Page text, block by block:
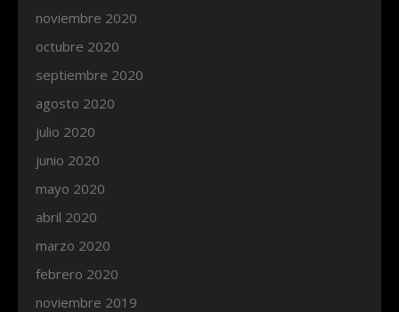
noviembre 2020
octubre 2020
septiembre 2020
agosto 2020
julio 2020
junio 2020
mayo 2020
abril 2020
marzo 2020
febrero 2020
noviembre 2019